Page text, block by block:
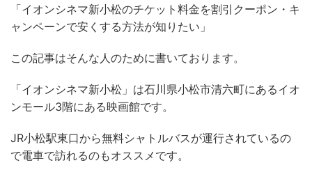
「イオンシネマ新小松のチケット料金を割引クーポン・キ
ャンペーンで安くする方法が知りたい」
この記事はそんな人のために書いております。
「イオンシネマ新小松」は石川県小松市清六町にあるイオ
ンモール3階にある映画館です。
JR小松駅東口から無料シャトルバスが運行されているの
で電車で訪れるのもオススメです。